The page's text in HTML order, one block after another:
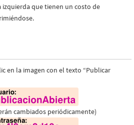
izquierda que tienen un costo de
en la imagen con el texto “Publicar
cambiados periódicamente)